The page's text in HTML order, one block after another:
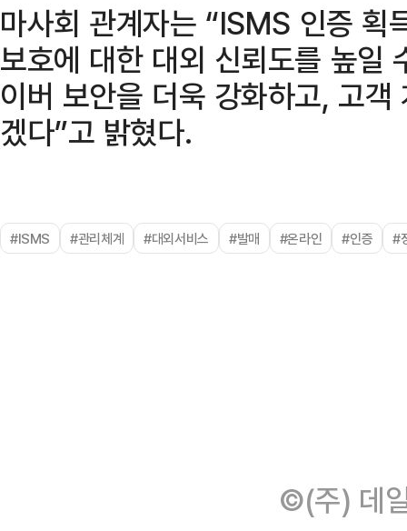
마사회 관계자는 “ISMS 인증 획
보호에 대한 대외 신뢰도를 높일
이버 보안을 더욱 강화하고, 고
겠다”고 밝혔다.
#ISMS #관리체계 #대외서비스 #발매 #온라인 #인증 #
©(주) 데